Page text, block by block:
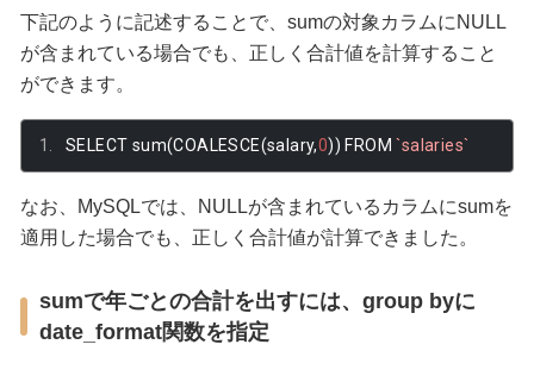
下記のように記述することで、sumの対象カラムにNULL
が含まれている場合でも、正しく合計値を計算すること
ができます。
SELECT sum(COALESCE(salary,0)) FROM `salaries`
なお、MySQLでは、NULLが含まれているカラムにsumを
適用した場合でも、正しく合計値が計算できました。
sumで年ごとの合計を出すには、group byに
date_format関数を指定